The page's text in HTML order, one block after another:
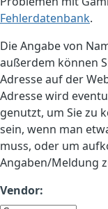
Fehlerdatenbank.
Die Angabe von
außerdem können
Adresse auf der
Adresse wird
genutzt, um Sie zu
sein, wenn man
muss, oder um
Angaben/Meldung
Vendor: